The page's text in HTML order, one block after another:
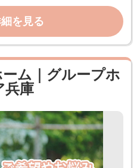
を見る
ム｜グループホ
兵庫